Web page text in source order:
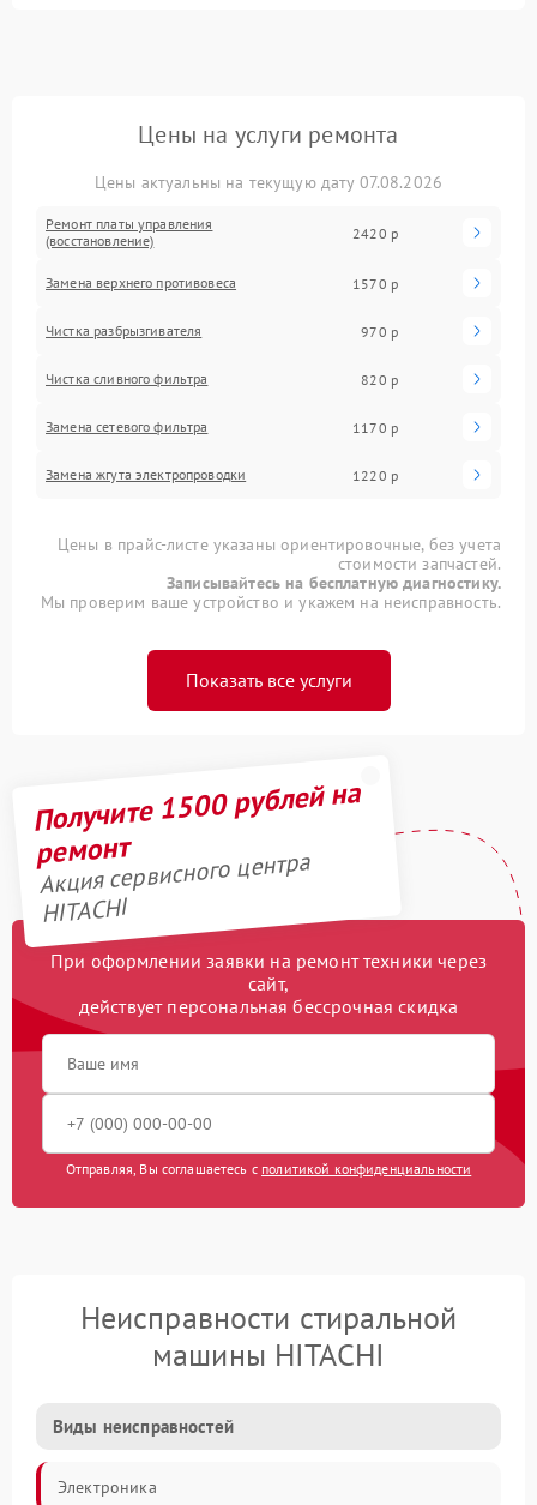
Цены на услуги ремонта
Цены актуальны на текущую дату 07.08.2026
Ремонт платы управления
(восстановление)
2420 р
Замена верхнего противовеса 1570 р
Чистка разбрызгивателя 970 р
Чистка сливного фильтра 820 р
Замена сетевого фильтра 1170 р
Замена жгута электропроводки 1220 р
Цены в прайс-листе указаны ориентировочные, без учета
стоимости запчастей.
Записывайтесь на бесплатную диагностику.
Мы проверим ваше устройство и укажем на неисправность.
Показать все услуги
Получите 1500 рублей на
ремонт
Акция сервисного центра
HITACHI
При оформлении заявки на ремонт техники через
сайт,
действует персональная бессрочная скидка
Отправляя, Вы соглашаетесь с политикой конфиденциальности
Неисправности стиральной
машины HITACHI
Виды неисправностей
Электроника